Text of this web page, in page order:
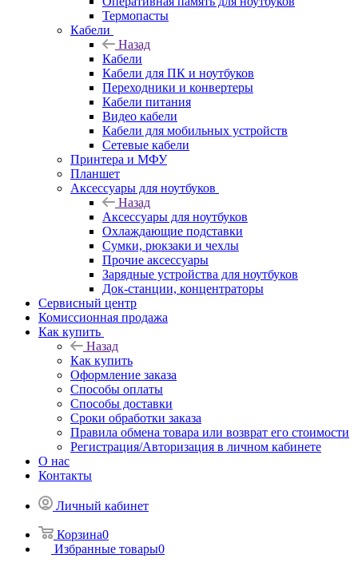
Термопасты
Кабели
Назад
Кабели
Кабели для ПК и ноутбуков
Переходники и конвертеры
Кабели питания
Видео кабели
Кабели для мобильных устройств
Сетевые кабели
Принтера и МФУ
Планшет
Аксессуары для ноутбуков
Назад
Аксессуары для ноутбуков
Охлаждающие подставки
Сумки, рюкзаки и чехлы
Прочие аксессуары
Зарядные устройства для ноутбуков
Док-станции, концентраторы
Сервисный центр
Комиссионная продажа
Как купить
Назад
Как купить
Оформление заказа
Способы оплаты
Способы доставки
Сроки обработки заказа
Правила обмена товара или возврат его стоимости
Регистрация/Авторизация в личном кабинете
О нас
Контакты
Личный кабинет
Корзина0
Избранные товары0